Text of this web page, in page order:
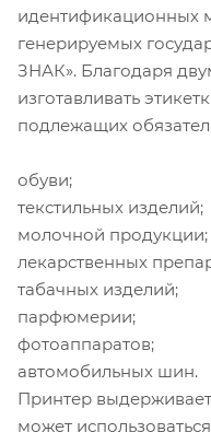
идентификационных
генерируемых
ЗНАК». Благодаря
изготавливать
подлежащих
обуви;
текстильных изделий;
молочной продукции;
лекарственных
табачных изделий;
парфюмерии;
фотоаппаратов;
автомобильных шин.
Принтер
может